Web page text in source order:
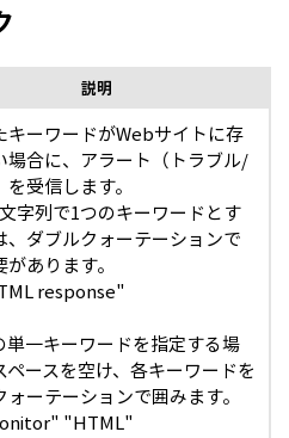
説明
キーワードがWebサイトに存
場合に、アラート（トラブル/
受信します。
字列で1つのキーワードとす
、ダブルクォーテーションで
あります。
response"
一キーワードを指定する場
ペースを空け、各キーワードを
ォーテーションで囲みます。
"HTML"